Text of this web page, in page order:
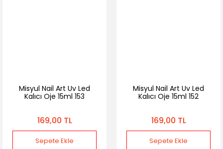
Misyul Nail Art Uv Led
Kalıcı Oje 15ml 153
169,00 TL
Sepete Ekle
Misyul Nail Art Uv Led
Kalıcı Oje 15ml 152
169,00 TL
Sepete Ekle